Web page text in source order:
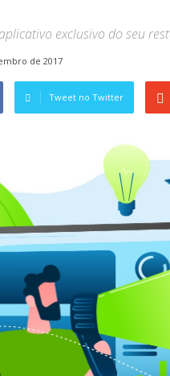
exclusivo do seu
de 2017
Tweet no Twitter